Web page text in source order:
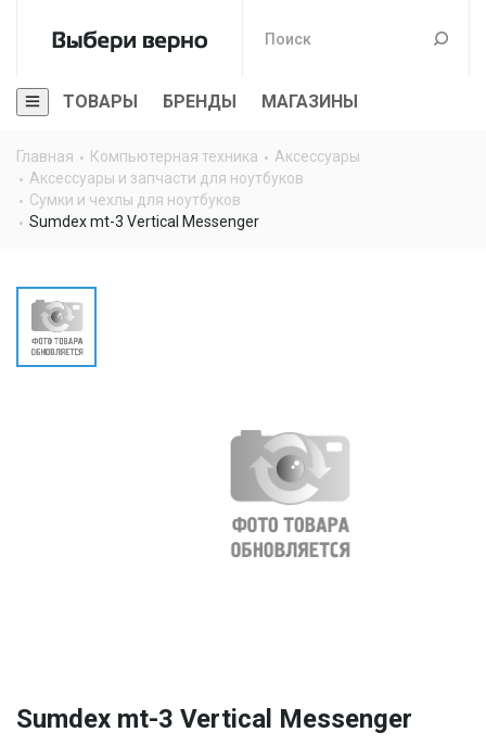
ТОВАРЫ БРЕНДЫ МАГАЗИНЫ
Главная Компьютерная техника
Аксессуары
Аксессуары и запчасти для ноутбуков
Сумки и чехлы для ноутбуков
Sumdex mt-3 Vertical Messenger
Sumdex mt-3 Vertical Messenger